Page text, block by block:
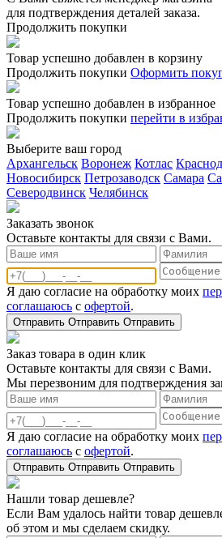
для подтверждения деталей заказа.
Продолжить покупки
Товар успешно добавлен в корзину
Продолжить покупки Оформить
Товар успешно добавлен в избранное
Продолжить покупки перейти в
Выберите ваш город
Архангельск Воронеж Котлас
Новосибирск Петрозаводск Самара
Северодвинск Челябинск
Заказать звонoк
Оставьте контакты для связи с Вами.
Я даю согласие на обработку моих
соглашаюсь с офертой.
Отправить Отправить Отправить
Заказ товара в один клик
Оставьте контакты для связи с Вами.
Мы перезвоним для подтверждения
Я даю согласие на обработку моих
соглашаюсь с офертой.
Отправить Отправить Отправить
Нашли товар дешевле?
Если Вам удалось найти товар
об этом и мы сделаем скидку.